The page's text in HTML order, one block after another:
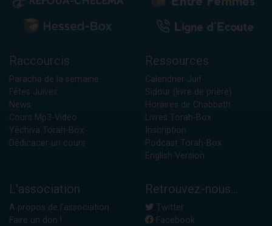
Raccourcis
Paracha de la semaine
Fêtes Juives
News
Cours Mp3-Vidéo
Yéchiva Torah-Box
Dédicacer un cours
Ressources
Calendrier Juif
Sidour (livre de prière)
Horaires de Chabbath
Livres Torah-Box
Inscription
Podcast Torah-Box
English Version
L'association
A propos de l'association
Faire un don !
Retrouvez-nous...
Twitter
Facebook